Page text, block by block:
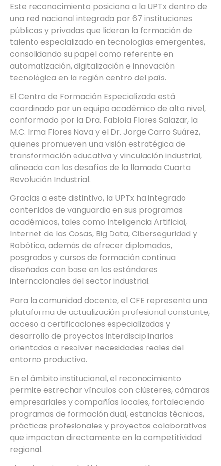
Este reconocimiento posiciona a la UPTx dentro de
una red nacional integrada por 67 instituciones
públicas y privadas que lideran la formación de
talento especializado en tecnologías emergentes,
consolidando su papel como referente en
automatización, digitalización e innovación
tecnológica en la región centro del país.
El Centro de Formación Especializada está
coordinado por un equipo académico de alto nivel,
conformado por la Dra. Fabiola Flores Salazar, la
M.C. Irma Flores Nava y el Dr. Jorge Carro Suárez,
quienes promueven una visión estratégica de
transformación educativa y vinculación industrial,
alineada con los desafíos de la llamada Cuarta
Revolución Industrial.
Gracias a este distintivo, la UPTx ha integrado
contenidos de vanguardia en sus programas
académicos, tales como Inteligencia Artificial,
Internet de las Cosas, Big Data, Ciberseguridad y
Robótica, además de ofrecer diplomados,
posgrados y cursos de formación continua
diseñados con base en los estándares
internacionales del sector industrial.
Para la comunidad docente, el CFE representa una
plataforma de actualización profesional constante,
acceso a certificaciones especializadas y
desarrollo de proyectos interdisciplinarios
orientados a resolver necesidades reales del
entorno productivo.
En el ámbito institucional, el reconocimiento
permite estrechar vínculos con clústeres, cámaras
empresariales y compañías locales, fortaleciendo
programas de formación dual, estancias técnicas,
prácticas profesionales y proyectos colaborativos
que impactan directamente en la competitividad
regional.